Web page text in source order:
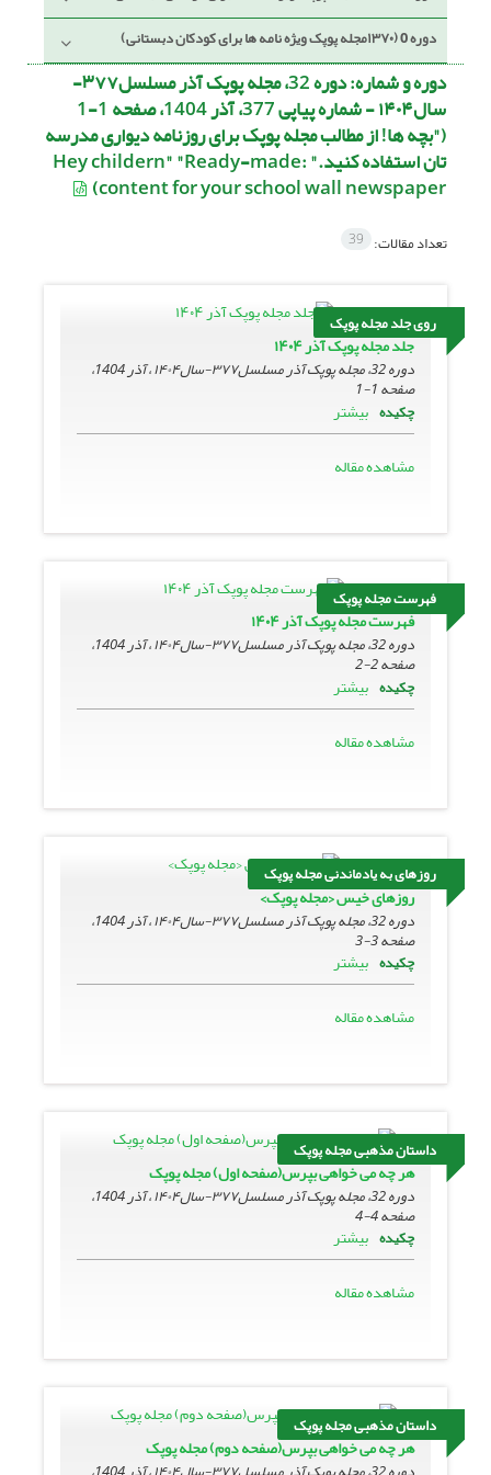
دوره 0 (۱۳۷۰مجله پوپک ویژه نامه ها برای کودکان دبستانی)
دوره و شماره: دوره 32، مجله پوپک آذر مسلسل۳۷۷-
سال۱۴۰۴ - شماره پیاپی 377، آذر 1404، صفحه 1-1
("بچه ها! از مطالب مجله پوپک برای روزنامه دیواری مدرسه
تان استفاده کنید." :Hey childern" "Ready-made
content for your school wall newspaper)
تعداد مقالات: 39
روی جلد مجله پوپک
جلد مجله پوپک آذر ۱۴۰۴
دوره 32، مجله پوپک آذر مسلسل۳۷۷-سال۱۴۰۴ ، آذر 1404،
صفحه1-1
چکیده بیشتر
مشاهده مقاله
فهرست مجله پوپک
فهرست مجله پوپک آذر ۱۴۰۴
دوره 32، مجله پوپک آذر مسلسل۳۷۷-سال۱۴۰۴ ، آذر 1404،
صفحه2-2
چکیده بیشتر
مشاهده مقاله
روزهای به یادماندنی مجله پوپک
روزهای خیس <مجله پوپک>
دوره 32، مجله پوپک آذر مسلسل۳۷۷-سال۱۴۰۴ ، آذر 1404،
صفحه3-3
چکیده بیشتر
مشاهده مقاله
داستان مذهبی مجله پوپک
هر چه می خواهی بپرس(صفحه اول) مجله پوپک
دوره 32، مجله پوپک آذر مسلسل۳۷۷-سال۱۴۰۴ ، آذر 1404،
صفحه4-4
چکیده بیشتر
مشاهده مقاله
داستان مذهبی مجله پوپک
هر چه می خواهی بپرس(صفحه دوم) مجله پوپک